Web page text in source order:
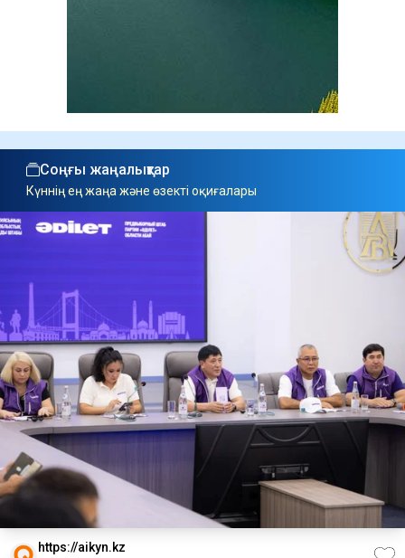
Соңғы жаңалықтар
Күннің ең жаңа және өзекті оқиғалары
https://aikyn.kz